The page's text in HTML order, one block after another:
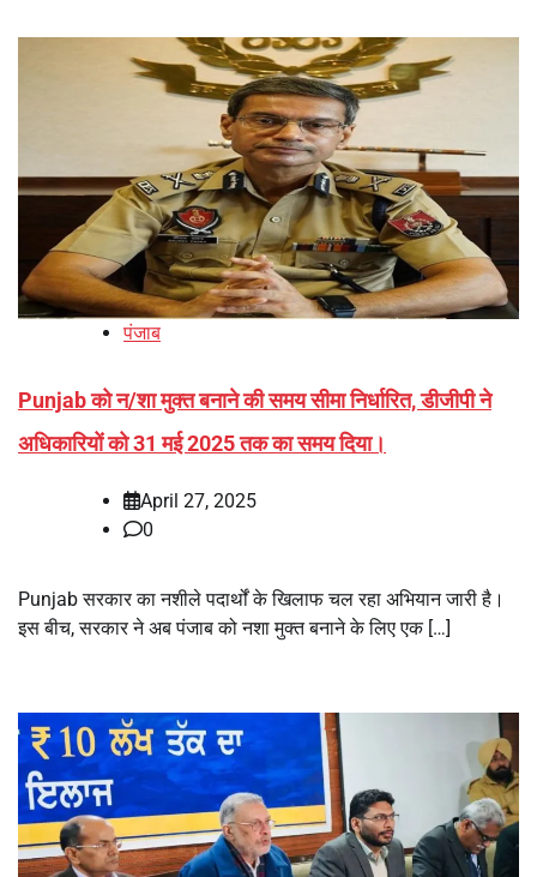
पंजाब
Punjab को न/शा मुक्त बनाने की समय सीमा निर्धारित, डीजीपी ने
अधिकारियों को 31 मई 2025 तक का समय दिया।
April 27, 2025
0
Punjab सरकार का नशीले पदार्थों के खिलाफ चल रहा अभियान जारी है।
इस बीच, सरकार ने अब पंजाब को नशा मुक्त बनाने के लिए एक […]